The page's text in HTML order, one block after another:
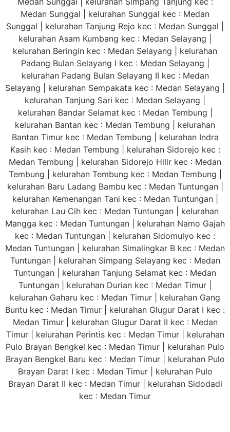
Medan Sunggal | kelurahan Sunggal kec : Medan
Sunggal | kelurahan Tanjung Rejo kec : Medan Sunggal |
kelurahan Asam Kumbang kec : Medan Selayang |
kelurahan Beringin kec : Medan Selayang | kelurahan
Padang Bulan Selayang I kec : Medan Selayang |
kelurahan Padang Bulan Selayang II kec : Medan
Selayang | kelurahan Sempakata kec : Medan Selayang |
kelurahan Tanjung Sari kec : Medan Selayang |
kelurahan Bandar Selamat kec : Medan Tembung |
kelurahan Bantan kec : Medan Tembung | kelurahan
Bantan Timur kec : Medan Tembung | kelurahan Indra
Kasih kec : Medan Tembung | kelurahan Sidorejo kec :
Medan Tembung | kelurahan Sidorejo Hilir kec : Medan
Tembung | kelurahan Tembung kec : Medan Tembung |
kelurahan Baru Ladang Bambu kec : Medan Tuntungan |
kelurahan Kemenangan Tani kec : Medan Tuntungan |
kelurahan Lau Cih kec : Medan Tuntungan | kelurahan
Mangga kec : Medan Tuntungan | kelurahan Namo Gajah
kec : Medan Tuntungan | kelurahan Sidomulyo kec :
Medan Tuntungan | kelurahan Simalingkar B kec : Medan
Tuntungan | kelurahan Simpang Selayang kec : Medan
Tuntungan | kelurahan Tanjung Selamat kec : Medan
Tuntungan | kelurahan Durian kec : Medan Timur |
kelurahan Gaharu kec : Medan Timur | kelurahan Gang
Buntu kec : Medan Timur | kelurahan Glugur Darat I kec :
Medan Timur | kelurahan Glugur Darat II kec : Medan
Timur | kelurahan Perintis kec : Medan Timur | kelurahan
Pulo Brayan Bengkel kec : Medan Timur | kelurahan Pulo
Brayan Bengkel Baru kec : Medan Timur | kelurahan Pulo
Brayan Darat I kec : Medan Timur | kelurahan Pulo
Brayan Darat II kec : Medan Timur | kelurahan Sidodadi
kec : Medan Timur